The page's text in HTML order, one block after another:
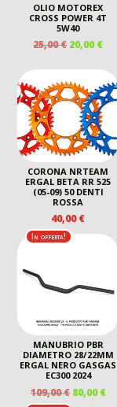
OLIO MOTOREX
CROSS POWER 4T
5W40
25,00€ IL
ORIGINALE
ERA:
25,00 €.
20,00€IL
È:
CORONA NRTEAM
ERGAL BETA RR 525
(05-09) 50 DENTI
ROSSA
40,00€
In offerta!
MANUBRIO PBR
DIAMETRO 28/22MM
ERGAL NERO GASGAS
EC300 2024
109,00€ IL
80,00€IL